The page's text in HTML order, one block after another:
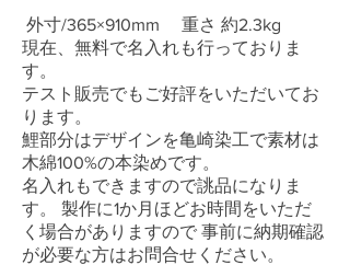
外寸/365×910mm 重さ 約2.3kg
現在、無料で名入れも行っておりま
す。
テスト販売でもご好評をいただいてお
ります。
鯉部分はデザインを亀崎染工で素材は
木綿100%の本染めです。
名入れもできますので誂品になりま
す。 製作に1か月ほどお時間をいただ
く場合がありますので 事前に納期確認
が必要な方はお問合せください。